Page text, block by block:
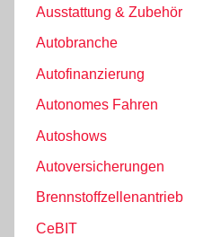
Ausstattung & Zubehör
Autobranche
Autofinanzierung
Autonomes Fahren
Autoshows
Autoversicherungen
Brennstoffzellenantrieb
CeBIT